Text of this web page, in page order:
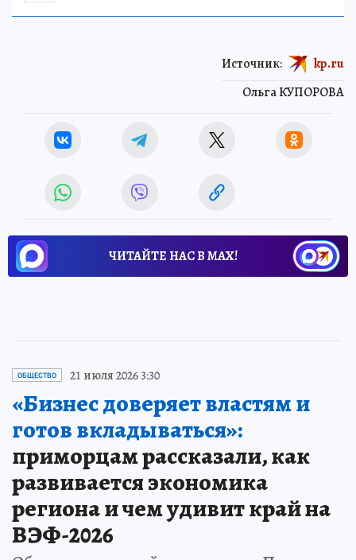
Ольга КУПОРОВА
Источник: kp.ru
ЧИТАЙТЕ НАС В МАХ!
ОБЩЕСТВО 21 июля 2026 3:30
«Бизнес доверяет властям и
готов вкладываться»:
приморцам рассказали, как
развивается экономика
региона и чем удивит край на
ВЭФ-2026